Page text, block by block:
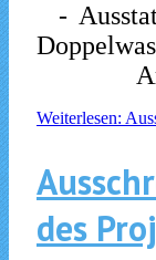
-
Weiterlesen:
des